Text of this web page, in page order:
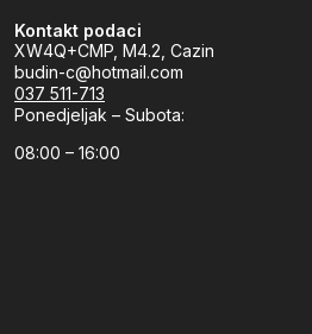
Kontakt podaci
XW4Q+CMP, M4.2, Cazin
budin-c@hotmail.com
037 511-713
Ponedjeljak – Subota:
08:00 – 16:00